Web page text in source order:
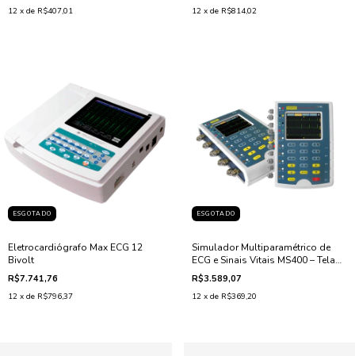
12 x de R$407,01 12 x de R$814,02
ESGOTADO
Eletrocardiógrafo Max ECG 12
Bivolt
R$7.741,76
12 x de R$796,37
ESGOTADO
Simulador Multiparamétrico de
ECG e Sinais Vitais MS400 – Tela
Touch 3,5"
R$3.589,07
12 x de R$369,20